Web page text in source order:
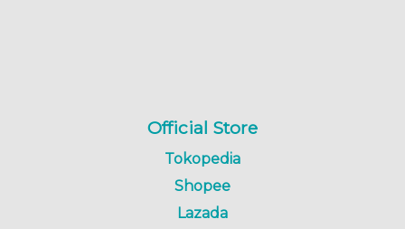
Official Store
Tokopedia
Shopee
Lazada